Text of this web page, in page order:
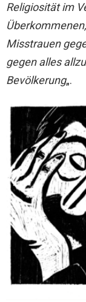
Religiosität im
Misstrauen
gegen alles
Bevölkerung„.